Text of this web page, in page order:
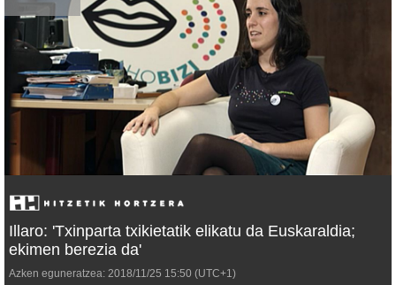
Illaro: 'Txinparta txikietatik elikatu da Euskaraldia;
ekimen berezia da'
Azken eguneratzea: 2018/11/25 15:50 (UTC+1)